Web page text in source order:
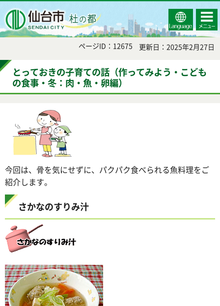
Select
Language
コンテ
ンツメ
ニュー
ページID：12675 更新日：2025年2月27日
とっておきの子育ての話（作ってみよう・こども
の食事・冬：肉・魚・卵編）
今回は、骨を気にせずに、パクパク食べられる魚料理をご
紹介します。
さかなのすりみ汁